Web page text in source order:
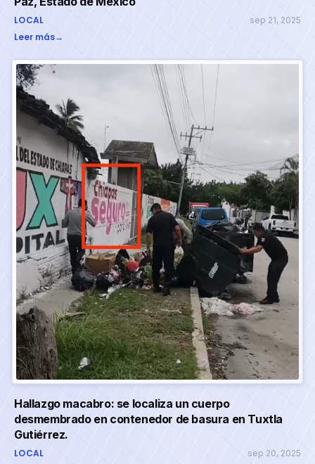
LOCAL sep 21, 2025
Leer más→
Hallazgo macabro: se localiza un cuerpo
desmembrado en contenedor de basura en Tuxtla
Gutiérrez.
LOCAL sep 20, 2025